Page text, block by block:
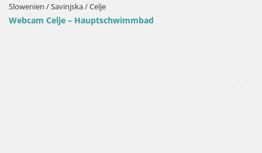
Slowenien / Savinjska / Celje
Webcam Celje – Hauptschwimmbad